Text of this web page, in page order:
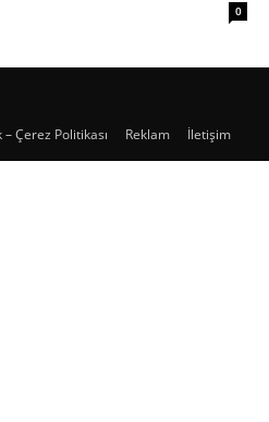
0
Çerez Politikası Reklam İletişim